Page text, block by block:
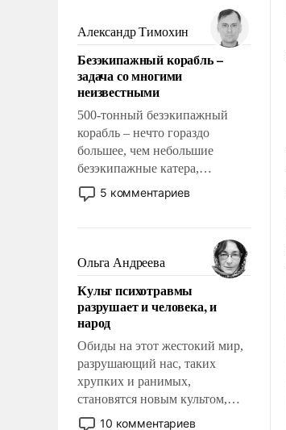
чем она отличается от просто
образованных людей. Иногда
казалось, что эти вопросы
решены раз и навсегда, но –
нет, не решены.
Александр Тимохин
Безэкипажный корабль –
задача со многими
неизвестными
500-тонный безэкипажный
корабль – нечто гораздо
большее, чем небольшие
безэкипажные катера,
применение которых уже
стало обыденностью. Задача по
сложна и амбициозна. Однако
и ее реализация радикально
поднимет наши боевые
возможности.
5 комментариев
Ольга Андреева
Культ психотравмы
разрушает и человека, и
народ
Обиды на этот жестокий мир,
разрушающий нас, таких
хрупких и ранимых,
становятся новым культом,
постепенно вытесняя и
10 комментариев